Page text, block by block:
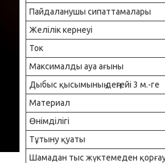
Пайдаланушы сипаттамалары
Желілік кернеуі
Ток
Максималды ауа ағыны
Дыбыс қысымының деңгейі 3 м.-ге
Материал
Өнімділігі
Тұтыну қуаты
Шамадан тыс жүктемеден